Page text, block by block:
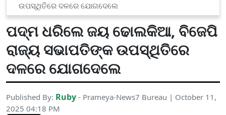
ଉପସ୍ଥିତିରେ ଦଳରେ ଯୋଗଦେଲେ
ପଦ୍ମ ଧରିଲେ ଜୟ ଢୋଲକିଆ, ବିଜେପି
ରାଜ୍ୟ ସଭାପତିଙ୍କ ଉପସ୍ଥିତିରେ
ଦଳରେ ଯୋଗଦେଲେ
Published By: Ruby - Prameya-News7 Bureau | October 11,
2025 04:18 PM